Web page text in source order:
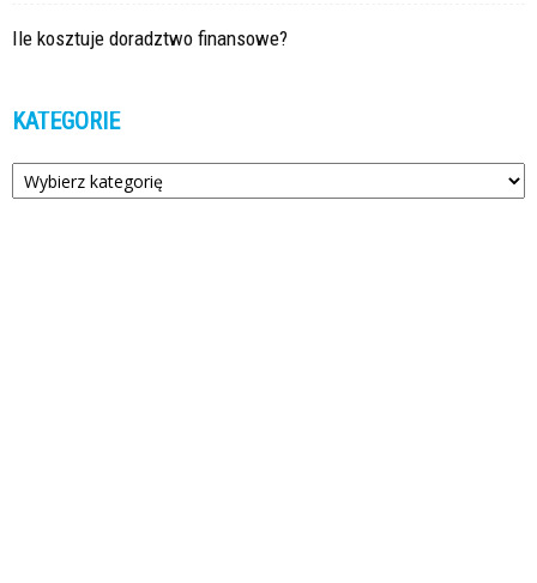
Ile kosztuje doradztwo finansowe?
KATEGORIE
Kategorie